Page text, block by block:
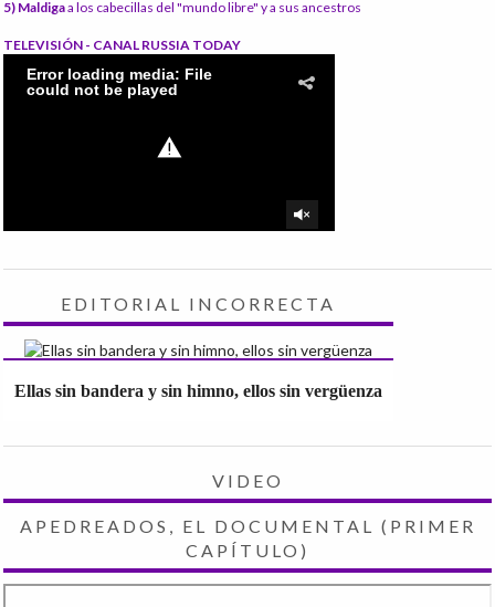
5) Maldigaa los cabecillas del "mundo libre" y a sus ancestros
TELEVISIÓN - CANAL RUSSIA TODAY
EDITORIAL INCORRECTA
Ellas sin bandera y sin himno, ellos sin vergüenza
VIDEO
APEDREADOS, EL DOCUMENTAL (PRIMER
CAPÍTULO)